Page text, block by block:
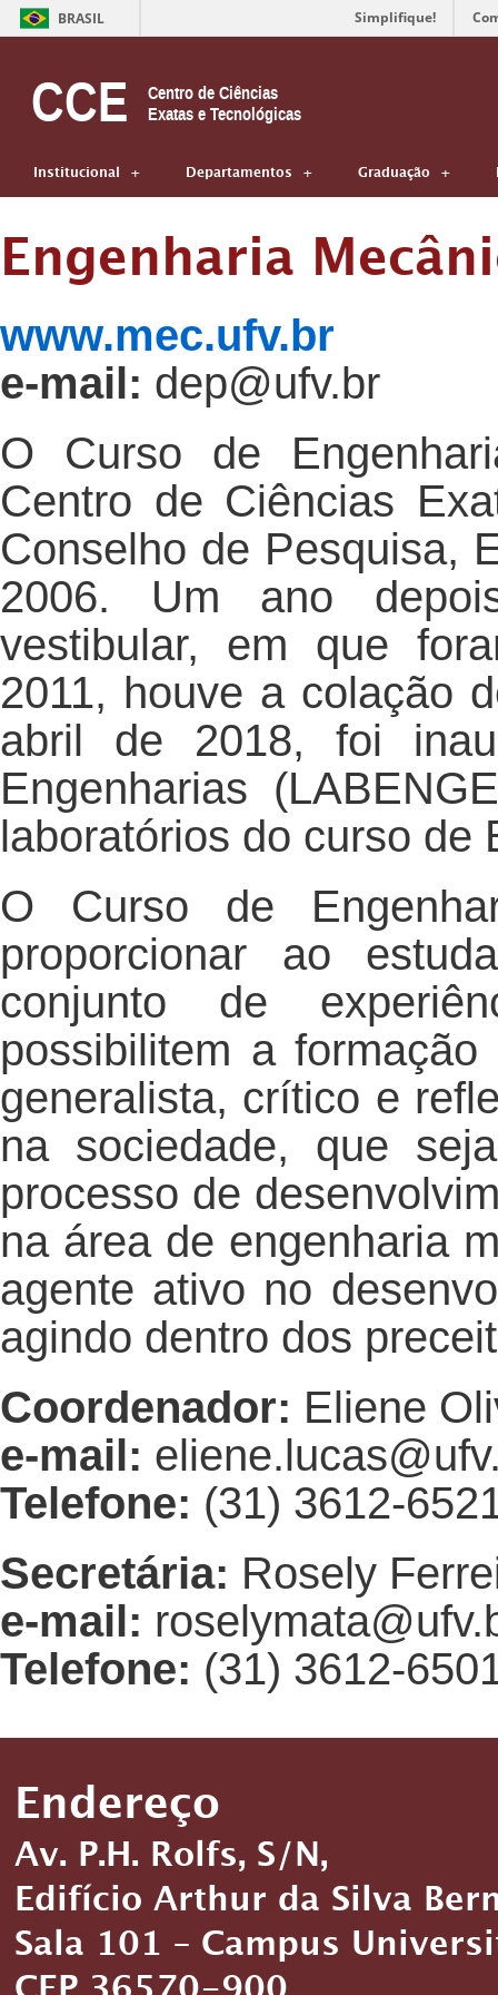
BRASIL Simplifique!
CCE
Centro de Ciências
Exatas e Tecnológicas
Institucional Departamentos Graduação
Engenharia
www.mec.ufv.br
e-mail: dep@ufv.br
O Curso de
Centro de Ciências
Conselho de Pesquisa,
2006. Um ano
vestibular, em que
2011, houve a colação
abril de 2018, foi
Engenharias
laboratórios do curso de
O Curso de
proporcionar ao
conjunto de
possibilitem a
generalista, crítico e
na sociedade, que
processo de
na área de engenharia
agente ativo no
agindo dentro dos
Coordenador: Eliene
e-mail:
Telefone: (31) 3612-
Secretária: Rosely
e-mail:
Telefone: (31) 3612-
Endereço
Av. P.H. Rolfs, S/N,
Edifício Arthur da Silva
Sala 101 – Campus